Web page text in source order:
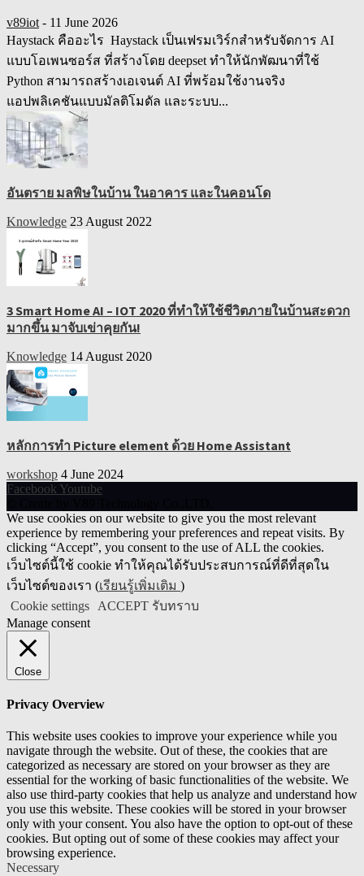
v89iot - 11 June 2026
Haystack คืออะไร Haystack เป็นเฟรมเวิร์กสำหรับจัดการ AI
แบบโอเพนซอร์ส ที่สร้างโดย deepset ทำให้นักพัฒนาที่ใช้
Python สามารถสร้างเอเจนต์ AI ที่พร้อมใช้งานจริง
แอปพลิเคชันแบบมัลติโมดัล และระบบ...
อันตราย มลพิษในบ้าน ในอาคาร และในคอนโด
Knowledge 23 August 2022
3 Smart Home AI – IOT 2020 ที่ทำให้ใช้ชีวิตภายในบ้านสะดวก
มากขึ้น มาจับเข่าคุยกัน!
Knowledge 14 August 2020
หลักการทำ Picture element ด้วย Home Assistant
workshop 4 June 2024
Facebook Youtube
We use cookies on our website to give you the most relevant
experience by remembering your preferences and repeat visits. By
clicking “Accept”, you consent to the use of ALL the cookies.
เว็บไซต์นี้ใช้ cookie ทำให้คุณได้รับประสบการณ์ที่ดีที่สุดใน
เว็บไซต์ของเรา (เรียนรู้เพิ่มเติม )
Cookie settings
ACCEPT รับทราบ
Manage consent
Close
Privacy Overview
This website uses cookies to improve your experience while you
navigate through the website. Out of these, the cookies that are
categorized as necessary are stored on your browser as they are
essential for the working of basic functionalities of the website. We
also use third-party cookies that help us analyze and understand how
you use this website. These cookies will be stored in your browser
only with your consent. You also have the option to opt-out of these
cookies. But opting out of some of these cookies may affect your
browsing experience.
Necessary